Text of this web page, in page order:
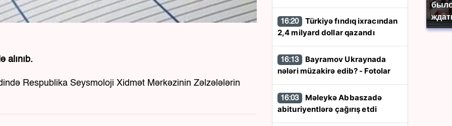
было
alınıb.
Respublika Seysmoloji Xidmət Mərkəzinin Zəlzələlərin
16:20
2,4 milyard dollar qazandı
16:13
nələri müzakirə edib? - Fotolar
16:03
abituriyentlərə çağırış etdi